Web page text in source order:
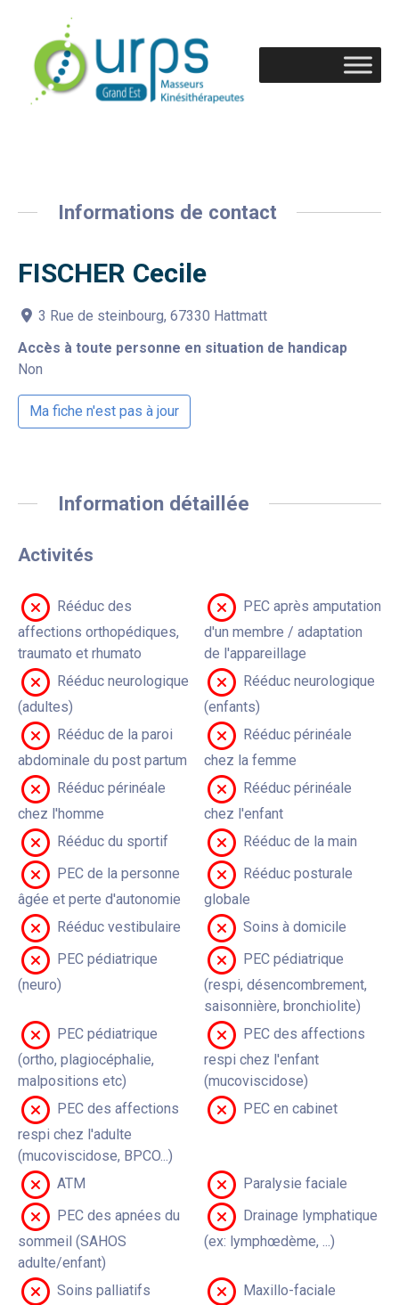
Informations de contact
FISCHER Cecile
3 Rue de steinbourg, 67330 Hattmatt
Accès à toute personne en situation de handicap
Non
Ma fiche n'est pas à jour
Information détaillée
Activités
Rééduc des
affections orthopédiques,
traumato et rhumato
PEC après amputation
d'un membre / adaptation
de l'appareillage
Rééduc neurologique
(adultes)
Rééduc neurologique
(enfants)
Rééduc de la paroi
abdominale du post partum
Rééduc périnéale
chez la femme
Rééduc périnéale
chez l'homme
Rééduc périnéale
chez l'enfant
Rééduc du sportif
Rééduc de la main
PEC de la personne
âgée et perte d'autonomie
Rééduc posturale
globale
Rééduc vestibulaire
Soins à domicile
PEC pédiatrique
(neuro)
PEC pédiatrique
(respi, désencombrement,
saisonnière, bronchiolite)
PEC pédiatrique
(ortho, plagiocéphalie,
malpositions etc)
PEC des affections
respi chez l'enfant
(mucoviscidose)
PEC des affections
respi chez l'adulte
(mucoviscidose, BPCO...)
PEC en cabinet
ATM
Paralysie faciale
PEC des apnées du
sommeil (SAHOS
adulte/enfant)
Drainage lymphatique
(ex: lymphœdème, ...)
Soins palliatifs
Maxillo-faciale